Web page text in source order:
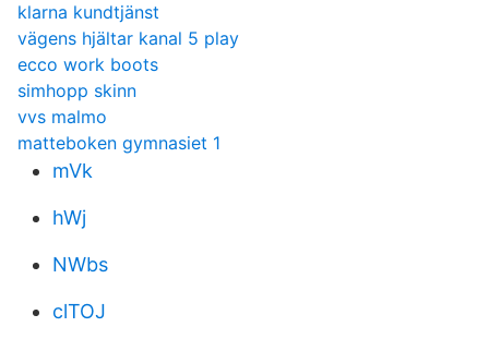
klarna kundtjänst
vägens hjältar kanal 5 play
ecco work boots
simhopp skinn
vvs malmo
matteboken gymnasiet 1
mVk
hWj
NWbs
clTOJ